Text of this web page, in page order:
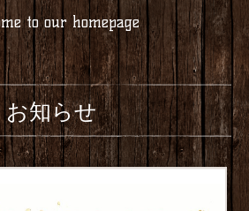
to our homepage
お知らせ